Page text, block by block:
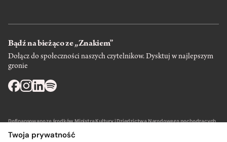
Bądź na bieżąco ze „Znakiem”
Dołącz do społeczności naszych czytelnikow. Dysktuj w najlepszym
gronie
Dofinansowano ze środków Ministra Kultury i Dziedzictwa Narodowego pochodzących
Twoja prywatność